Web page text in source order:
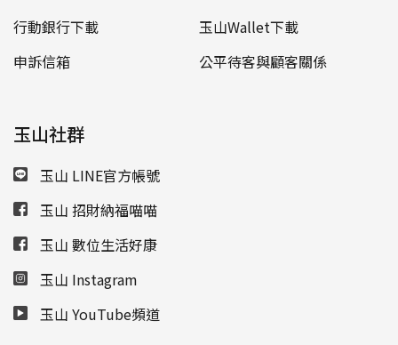
行動銀行下載
玉山Wallet下載
申訴信箱
公平待客與顧客關係
玉山社群
玉山 LINE官方帳號
玉山 招財納福喵喵
玉山 數位生活好康
玉山 Instagram
玉山 YouTube頻道